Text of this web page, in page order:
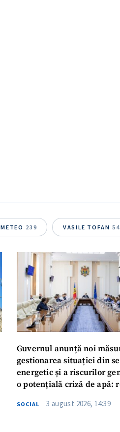
METEO 239 VASILE TOFAN 54
Guvernul anunță noi
gestionarea situației din
energetic și a riscurilor
o potențială criză de apă:
SOCIAL 3 august 2026, 14:39
Am citit și sunt de
TRIMITE